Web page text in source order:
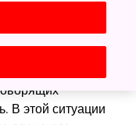
Однако в
а также
в
В этой ситуации